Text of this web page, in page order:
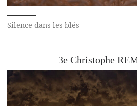
Silence dans les blés
3e Christophe